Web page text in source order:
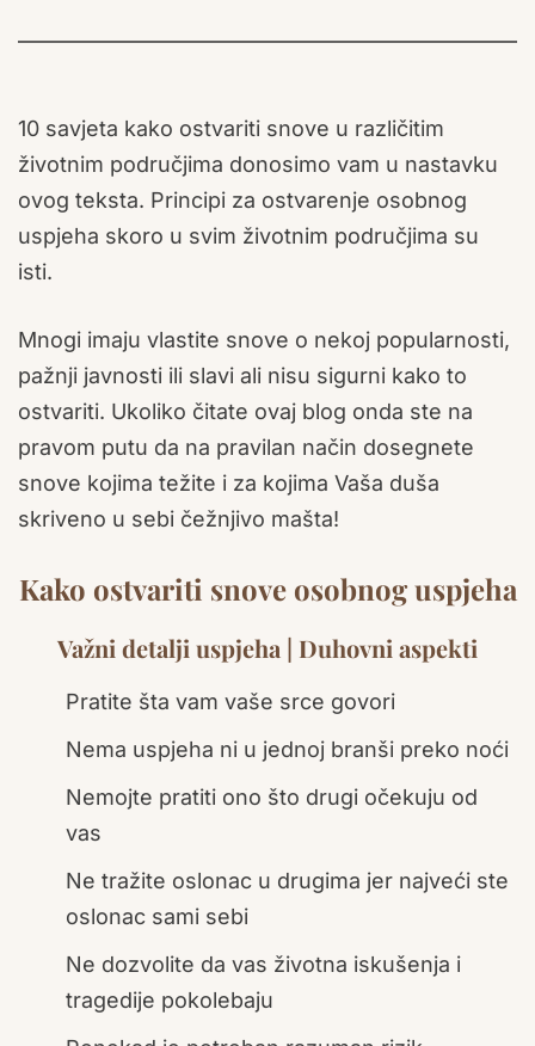
10 savjeta kako ostvariti snove u različitim
životnim područjima donosimo vam u nastavku
ovog teksta. Principi za ostvarenje osobnog
uspjeha skoro u svim životnim područjima su
isti.
Mnogi imaju vlastite snove o nekoj popularnosti,
pažnji javnosti ili slavi ali nisu sigurni kako to
ostvariti. Ukoliko čitate ovaj blog onda ste na
pravom putu da na pravilan način dosegnete
snove kojima težite i za kojima Vaša duša
skriveno u sebi čežnjivo mašta!
Kako ostvariti snove osobnog uspjeha
Važni detalji uspjeha | Duhovni aspekti
Pratite šta vam vaše srce govori
Nema uspjeha ni u jednoj branši preko noći
Nemojte pratiti ono što drugi očekuju od
vas
Ne tražite oslonac u drugima jer najveći ste
oslonac sami sebi
Ne dozvolite da vas životna iskušenja i
tragedije pokolebaju